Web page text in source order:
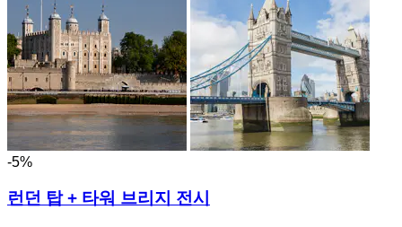
-5%
런던 탑 + 타워 브리지 전시